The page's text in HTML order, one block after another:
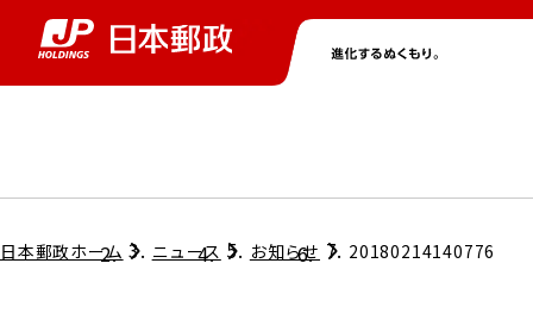
グループ情報トップ
株主・投資家情報トップ
ニューストップ
サステナビリティトップ
採用情報トップ
日本郵政ホーム ニュース お知らせ 20180214140776